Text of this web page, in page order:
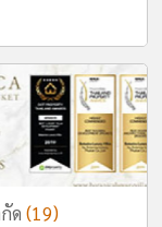
กัด(19)